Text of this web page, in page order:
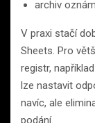
archiv
V praxi stačí
Sheets. Pro
registr,
lze nastavit
navíc, ale
podání.